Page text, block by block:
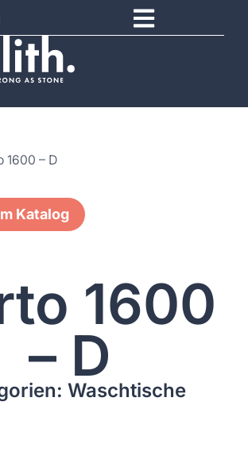
1600 – D
Katalog
1600
– D
Waschtische